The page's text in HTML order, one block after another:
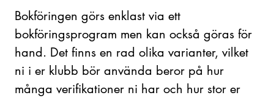
Bokföringen görs enklast via ett
bokföringsprogram men kan också göras för
hand. Det finns en rad olika varianter, vilket
ni i er klubb bör använda beror på hur
många verifikationer ni har och hur stor er